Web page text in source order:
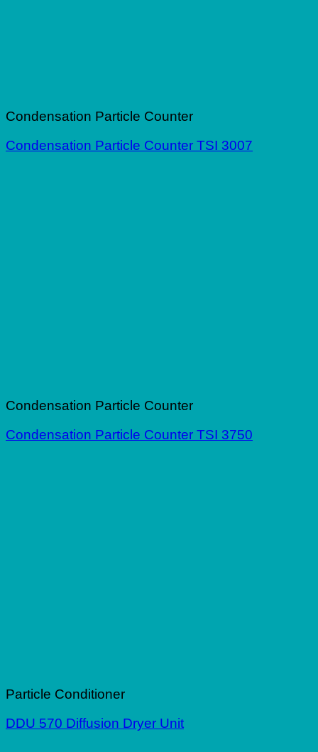
Condensation Particle Counter
Condensation Particle Counter TSI 3007
Condensation Particle Counter
Condensation Particle Counter TSI 3750
Particle Conditioner
DDU 570 Diffusion Dryer Unit